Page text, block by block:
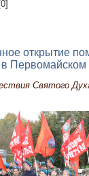
открытие
в Первомайском
Святого